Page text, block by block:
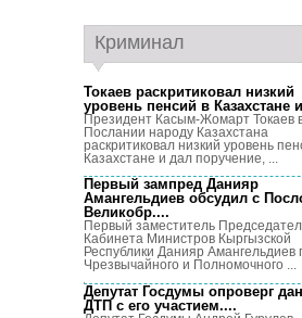
Криминал
Токаев раскритиковал низкий
уровень пенсий в Казахстане
Президент Касым-Жомарт Токаев
Послании народу Казахстана
раскритиковал низкий уровень
Казахстане и дал поручение, ...
Первый зампред Данияр
Амангельдиев обсудил с
Великобр....
Первый заместитель
Кабинета Министров Кыргызской
Республики Данияр Амангельдиев
Чрезвычайного и Полномочного ...
Депутат Госдумы опроверг
ДТП с его участием....